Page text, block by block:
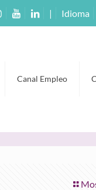
| Idioma
Canal Empleo